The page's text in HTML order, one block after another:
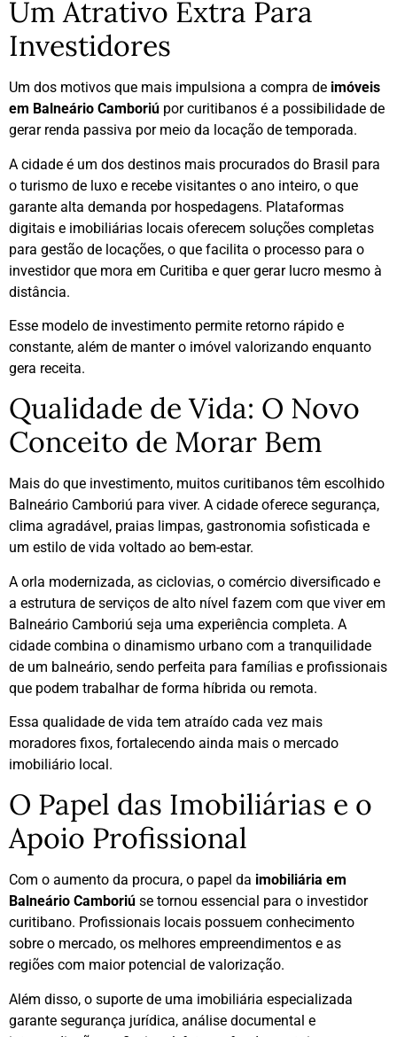
Um Atrativo Extra Para
Investidores
Um dos motivos que mais impulsiona a compra de imóveis
em Balneário Camboriú por curitibanos é a possibilidade de
gerar renda passiva por meio da locação de temporada.
A cidade é um dos destinos mais procurados do Brasil para
o turismo de luxo e recebe visitantes o ano inteiro, o que
garante alta demanda por hospedagens. Plataformas
digitais e imobiliárias locais oferecem soluções completas
para gestão de locações, o que facilita o processo para o
investidor que mora em Curitiba e quer gerar lucro mesmo à
distância.
Esse modelo de investimento permite retorno rápido e
constante, além de manter o imóvel valorizando enquanto
gera receita.
Qualidade de Vida: O Novo
Conceito de Morar Bem
Mais do que investimento, muitos curitibanos têm escolhido
Balneário Camboriú para viver. A cidade oferece segurança,
clima agradável, praias limpas, gastronomia sofisticada e
um estilo de vida voltado ao bem-estar.
A orla modernizada, as ciclovias, o comércio diversificado e
a estrutura de serviços de alto nível fazem com que viver em
Balneário Camboriú seja uma experiência completa. A
cidade combina o dinamismo urbano com a tranquilidade
de um balneário, sendo perfeita para famílias e profissionais
que podem trabalhar de forma híbrida ou remota.
Essa qualidade de vida tem atraído cada vez mais
moradores fixos, fortalecendo ainda mais o mercado
imobiliário local.
O Papel das Imobiliárias e o
Apoio Profissional
Com o aumento da procura, o papel da imobiliária em
Balneário Camboriú se tornou essencial para o investidor
curitibano. Profissionais locais possuem conhecimento
sobre o mercado, os melhores empreendimentos e as
regiões com maior potencial de valorização.
Além disso, o suporte de uma imobiliária especializada
garante segurança jurídica, análise documental e